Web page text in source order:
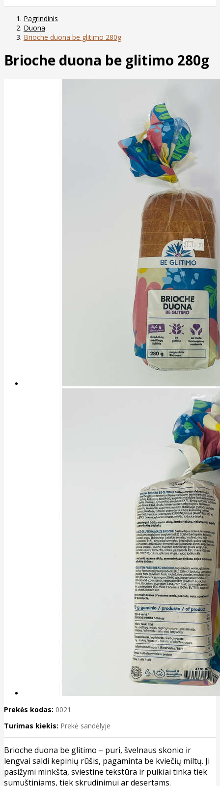
Pagrindinis
Duona
Brioche duona be glitimo 280g
Brioche duona be glitimo 280g
Prekės kodas: 0021
Turimas kiekis: Prekė sandėlyje
Brioche duona be glitimo – puri, švelnaus skonio ir
lengvai saldi kepinių rūšis, pagaminta be kviečių miltų. Ji
pasižymi minkšta, sviestine tekstūra ir puikiai tinka tiek
sumuštiniams, tiek skrudinimui ar desertams.